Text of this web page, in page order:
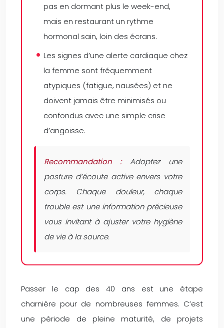
pas en dormant plus le week-end,
mais en restaurant un rythme
hormonal sain, loin des écrans.
Les signes d’une alerte cardiaque chez
la femme sont fréquemment
atypiques (fatigue, nausées) et ne
doivent jamais être minimisés ou
confondus avec une simple crise
d’angoisse.
Recommandation :Adoptez une
posture d’écoute active envers votre
corps. Chaque douleur, chaque
trouble est une information précieuse
vous invitant à ajuster votre hygiène
de vie à la source.
Passer le cap des 40 ans est une étape
charnière pour de nombreuses femmes. C’est
une période de pleine maturité, de projets